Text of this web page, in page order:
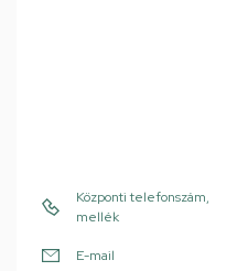
Központi telefonszám,
mellék
E-mail